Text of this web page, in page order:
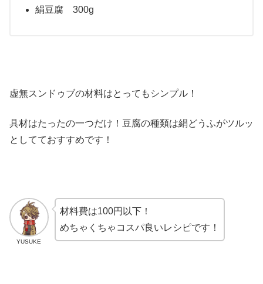
絹豆腐 300g
虚無スンドゥブの材料はとってもシンプル！
具材はたったの一つだけ！豆腐の種類は絹どうふがツルッ
としてておすすめです！
YUSUKE
材料費は100円以下！
めちゃくちゃコスパ良いレシピです！